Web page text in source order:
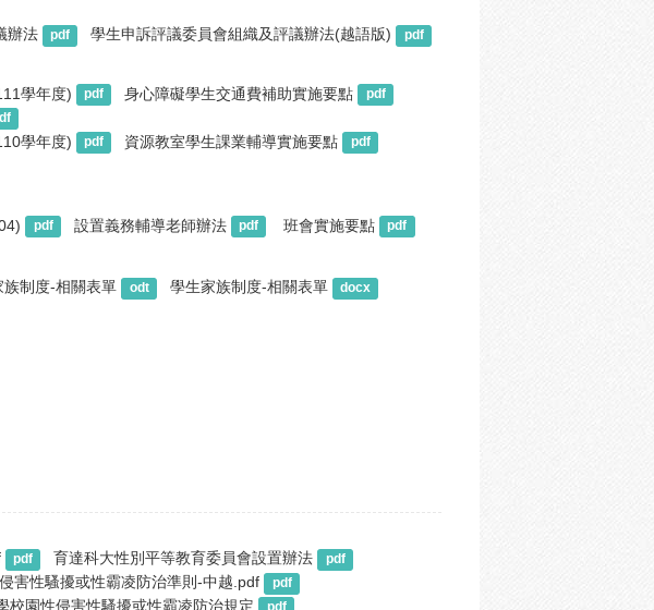
辦法 pdf 學生申訴評議委員會組織及評議辦法(越語版) pdf
學年度)
pdf 身心障礙學生交通費補助實施要點 pdf
學年度) pdf 資源教室學生課業輔導實施要點 pdf
pdf 設置義務輔導老師辦法 pdf 班會實施要點 pdf
族制度-相關表單 odt 學生家族制度-相關表單 docx
pdf 育達科大性別平等教育委員會設置辦法 pdf
害性騷擾或性霸凌防治準則-中越.pdf pdf
校園性侵害性騷擾或性霸凌防治規定